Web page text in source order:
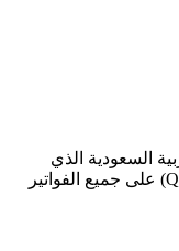
السعودية الذي
يفرض وجود رمز الاستجابة السريع (QR Code) على جميع الفواتير